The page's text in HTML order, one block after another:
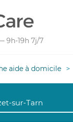
9h-19h 7j/7
aide à domicile